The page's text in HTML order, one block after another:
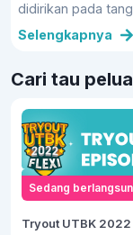
didirikan pada
bertepatan
Berdasarkan
Airlangga
Indonesia.
Selengkapnya
Cari tau
Sedang